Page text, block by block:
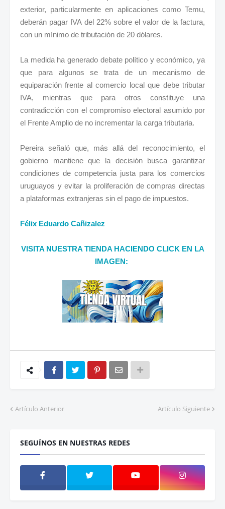
exterior, particularmente en aplicaciones como Temu,
deberán pagar IVA del 22% sobre el valor de la factura,
con un mínimo de tributación de 20 dólares.
La medida ha generado debate político y económico, ya
que para algunos se trata de un mecanismo de
equiparación frente al comercio local que debe tributar
IVA, mientras que para otros constituye una
contradicción con el compromiso electoral asumido por
el Frente Amplio de no incrementar la carga tributaria.
Pereira señaló que, más allá del reconocimiento, el
gobierno mantiene que la decisión busca garantizar
condiciones de competencia justa para los comercios
uruguayos y evitar la proliferación de compras directas
a plataformas extranjeras sin el pago de impuestos.
Félix Eduardo Cañizalez
VISITA NUESTRA TIENDA HACIENDO CLICK EN LA
IMAGEN:
Artículo Anterior Artículo Siguiente
SEGUÍNOS EN NUESTRAS REDES